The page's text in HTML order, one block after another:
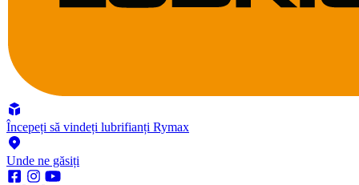
Începeți să vindeți lubrifianți Rymax
Unde ne găsiți